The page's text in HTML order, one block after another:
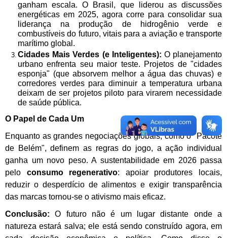
ganham escala. O Brasil, que liderou as discussões
energéticas em 2025, agora corre para consolidar sua
liderança na produção de hidrogênio verde e
combustíveis do futuro, vitais para a aviação e transporte
marítimo global.
Cidades Mais Verdes (e Inteligentes): O planejamento
urbano enfrenta seu maior teste. Projetos de "cidades
esponja" (que absorvem melhor a água das chuvas) e
corredores verdes para diminuir a temperatura urbana
deixam de ser projetos piloto para virarem necessidade
de saúde pública.
O Papel de Cada Um
Enquanto as grandes negociações globais, como o "Pacote
de Belém", definem as regras do jogo, a ação individual
ganha um novo peso. A sustentabilidade em 2026 passa
pelo consumo regenerativo: apoiar produtores locais,
reduzir o desperdício de alimentos e exigir transparência
das marcas tornou-se o ativismo mais eficaz.
Conclusão: O futuro não é um lugar distante onde a
natureza estará salva; ele está sendo construído agora, em